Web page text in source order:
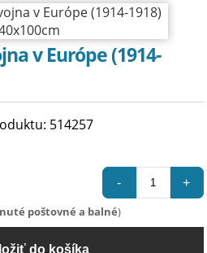
v Európe (1914-
514257
+
-
poštovné a balné)